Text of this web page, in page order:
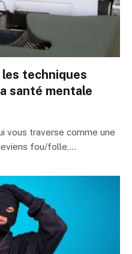
techniques
santé mentale
vous traverse comme une
fou/folle,…